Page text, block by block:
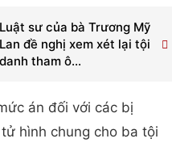
Luật sư của bà Trương Mỹ
Lan đề nghị xem xét lại tội
danh tham ô...
án đối với các bị
hình chung cho ba tội